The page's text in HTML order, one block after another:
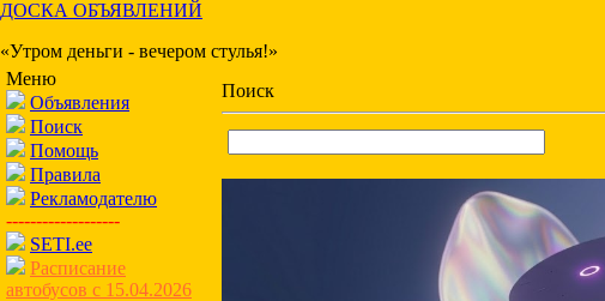
ДОСКА ОБЪЯВЛЕНИЙ
«Утром деньги - вечером стулья!»
Меню
Объявления
Поиск
Помощь
Правила
Рекламодателю
-------------------
SETI.ee
Расписание
автобусов с 15.04.2026
Поиск